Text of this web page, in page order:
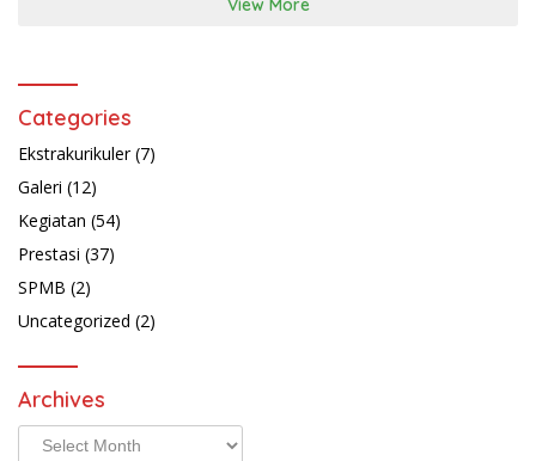
View More
Categories
Ekstrakurikuler(7)
Galeri (12)
Kegiatan (54)
Prestasi (37)
SPMB (2)
Uncategorized (2)
Archives
Archives